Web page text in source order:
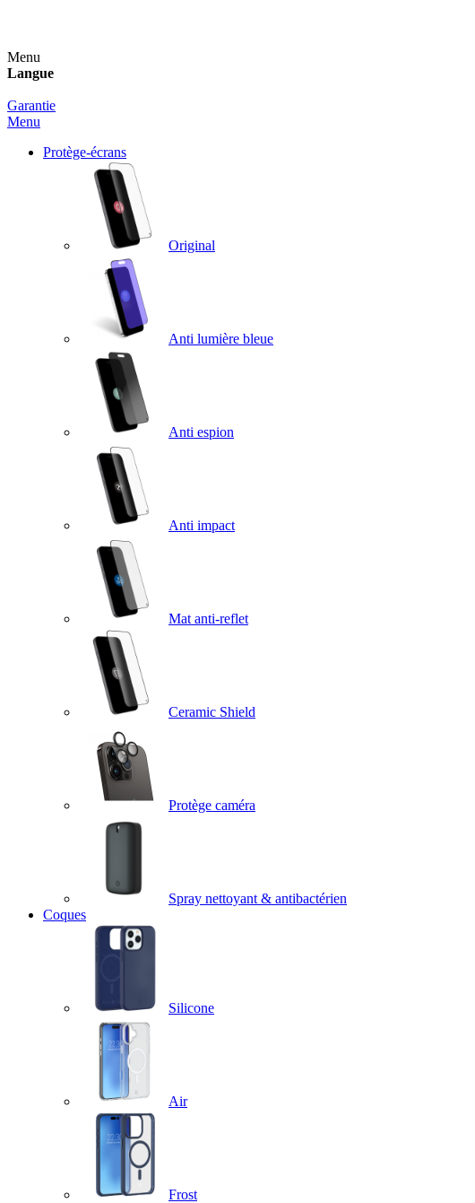
Menu
Langue
Garantie
Menu
Protège-écrans
Original
Anti lumière bleue
Anti espion
Anti impact
Mat anti-reflet
Ceramic Shield
Protège caméra
Spray nettoyant & antibactérien
Coques
Silicone
Air
Frost